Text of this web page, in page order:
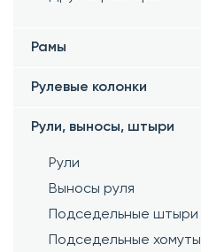
Рамы
Рулевые колонки
Рули, выносы, штыри
Рули
Выносы руля
Подседельные штыри
Подседельные хомуты